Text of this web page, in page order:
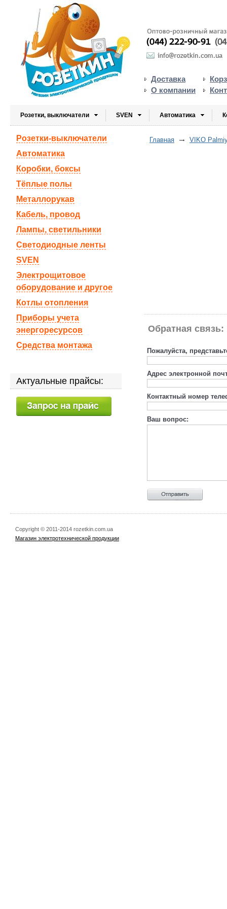
Доставка
О компании
Розетки, выключатели SVEN Автоматика
Главная VIKO
Обратная связь:
Пожалуйста,
Адрес электронной
Контактный номер
Ваш вопрос:
Розетки-выключатели
Автоматика
Коробки, боксы
Тёплые полы
Металлорукав
Кабель, провод
Лампы, светильники
Светодиодные ленты
SVEN
Электрощитовое
оборудование и другое
Котлы отопления
Приборы учета
энергоресурсов
Средства монтажа
Актуальные прайсы:
Copyright © 2011-2014 rozetkin.com.ua
Магазин электротехнической продукции